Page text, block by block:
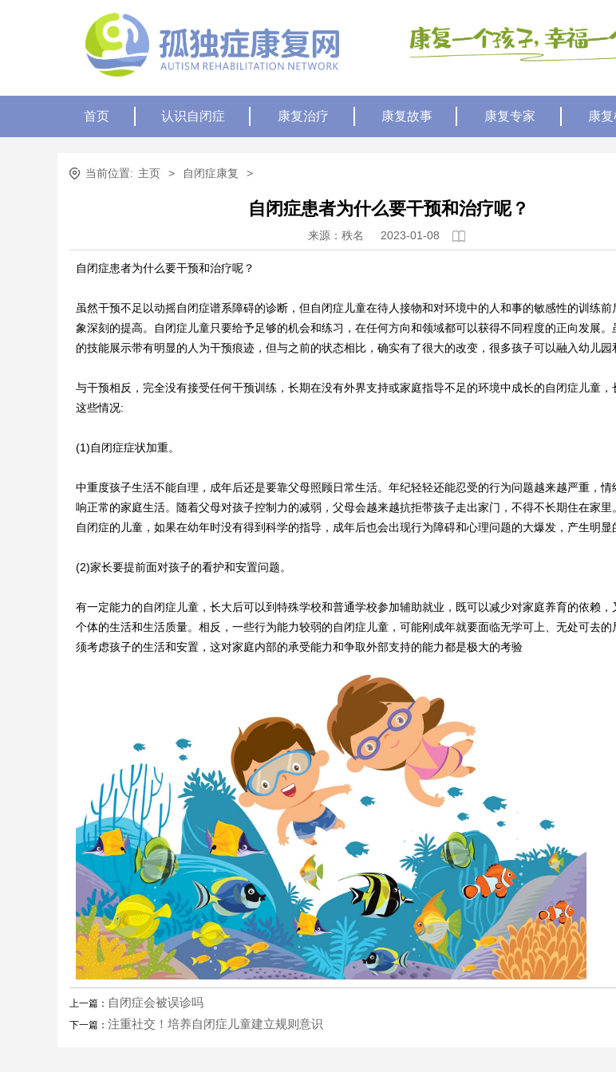
首页 认识自闭症 康复治疗 康复故事 康复专家 康
当前位置: 主页 > 自闭症康复 >
自闭症患者为什么要干预和治疗呢？
来源：秩名 2023-01-08
自闭症患者为什么要干预和治疗呢？
虽然干预不足以动摇自闭症谱系障碍的诊断，但自闭症儿童在待人接物和对环境中的人和事的敏感性的训练前
象深刻的提高。自闭症儿童只要给予足够的机会和练习，在任何方向和领域都可以获得不同程度的正向发展。
的技能展示带有明显的人为干预痕迹，但与之前的状态相比，确实有了很大的改变，很多孩子可以融入幼儿园
与干预相反，完全没有接受任何干预训练，长期在没有外界支持或家庭指导不足的环境中成长的自闭症儿童，
这些情况:
(1)自闭症症状加重。
中重度孩子生活不能自理，成年后还是要靠父母照顾日常生活。年纪轻轻还能忍受的行为问题越来越严重，情
响正常的家庭生活。随着父母对孩子控制力的减弱，父母会越来越抗拒带孩子走出家门，不得不长期住在家里
自闭症的儿童，如果在幼年时没有得到科学的指导，成年后也会出现行为障碍和心理问题的大爆发，产生明显
(2)家长要提前面对孩子的看护和安置问题。
有一定能力的自闭症儿童，长大后可以到特殊学校和普通学校参加辅助就业，既可以减少对家庭养育的依赖，
个体的生活和生活质量。相反，一些行为能力较弱的自闭症儿童，可能刚成年就要面临无学可上、无处可去的
须考虑孩子的生活和安置，这对家庭内部的承受能力和争取外部支持的能力都是极大的考验
上一篇： 自闭症会被误诊吗
下一篇： 注重社交！培养自闭症儿童建立规则意识